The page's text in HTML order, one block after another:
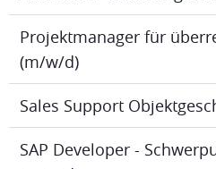
Projektmanager für
(m/w/d)
Sales Support
SAP Developer -